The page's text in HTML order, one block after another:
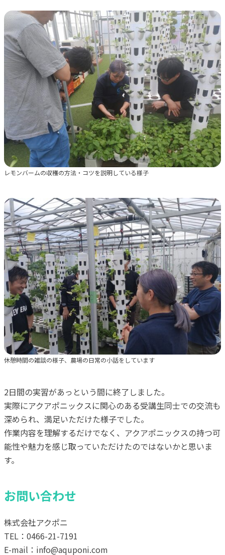
レモンバームの収穫の方法・コツを説明している様子
休憩時間の雑談の様子、農場の日常の小話をしています
2日間の実習があっという間に終了しました。
実際にアクアポニックスに関心のある受講生同士での交流も
深められ、満足いただけた様子でした。
作業内容を理解するだけでなく、アクアポニックスの持つ可
能性や魅力を感じ取っていただけたのではないかと思いま
す。
お問い合わせ
株式会社アクポニ
TEL：0466-21-7191
E-mail：info@aquponi.com